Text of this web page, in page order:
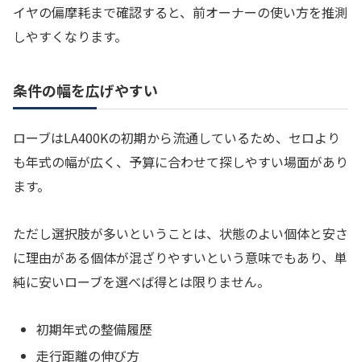
イヤの偏摩耗まで確認すると、前オーナーの使い方を推測
しやすくなります。
条件の幅を広げやすい
ローブはLA400Kの初期から流通しているため、セロより
も年式の幅が広く、予算に合わせて探しやすい場面があり
ます。
ただし選択肢が多いということは、状態のよい個体と安さ
に理由がある個体が混ざりやすいという意味でもあり、単
純に安いローブを選べば得とは限りません。
初期年式の整備履歴
走行距離の伸び方